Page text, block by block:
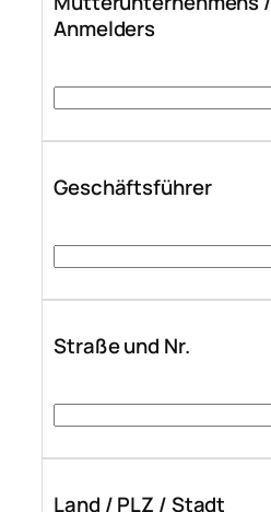
Anmelders
Geschäftsführer
Straße und Nr.
Land / PLZ / Stadt